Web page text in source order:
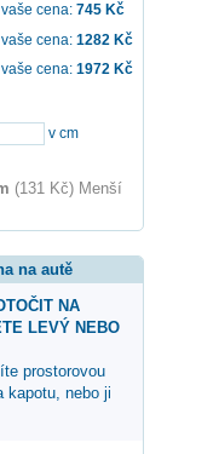
vaše cena: 745 Kč
vaše cena: 1282 Kč
vaše cena: 1972 Kč
v cm
(131 Kč) Menší
na autě
NA
LEVÝ NEBO
prostorovou
kapotu, nebo ji